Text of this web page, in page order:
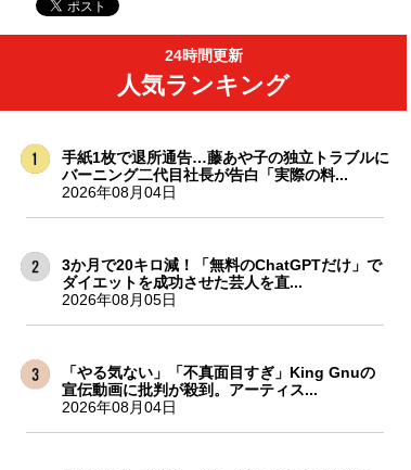
24時間更新
人気ランキング
手紙1枚で退所通告…藤あや子の独立トラブルに
バーニング二代目社長が告白「実際の料...
2026年08月04日
3か月で20キロ減！「無料のChatGPTだけ」で
ダイエットを成功させた芸人を直...
2026年08月05日
「やる気ない」「不真面目すぎ」King Gnuの
宣伝動画に批判が殺到。アーティス...
2026年08月04日